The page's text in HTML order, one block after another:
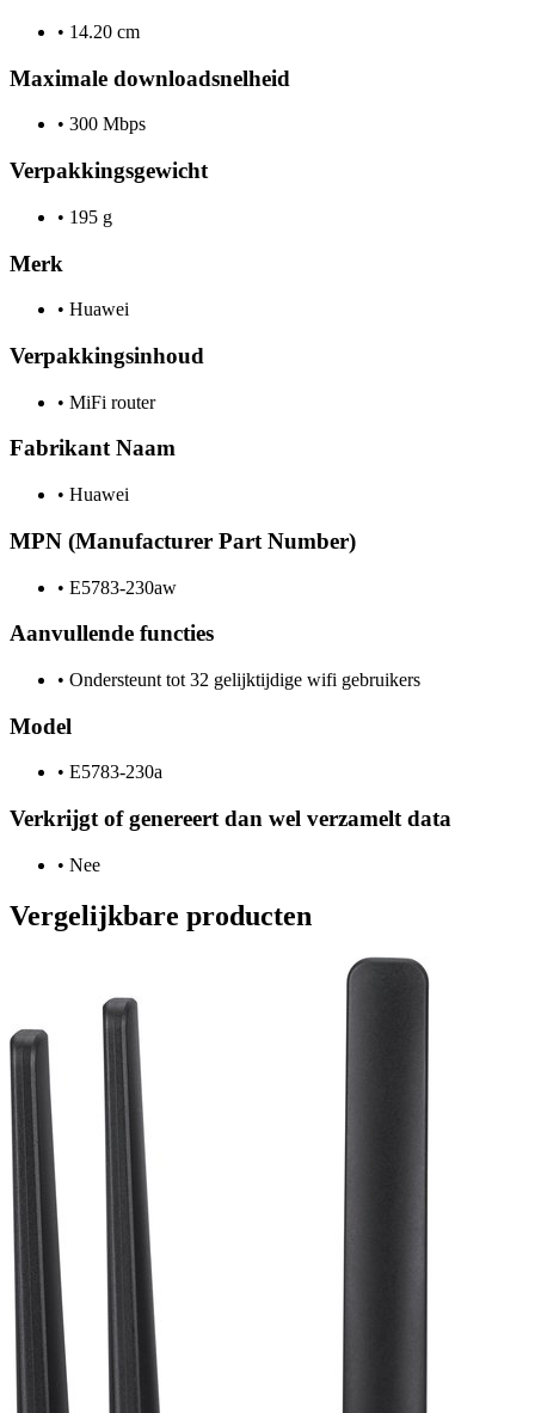
• 14.20 cm
Maximale downloadsnelheid
• 300 Mbps
Verpakkingsgewicht
• 195 g
Merk
• Huawei
Verpakkingsinhoud
• MiFi router
Fabrikant Naam
• Huawei
MPN (Manufacturer Part Number)
• E5783-230aw
Aanvullende functies
• Ondersteunt tot 32 gelijktijdige wifi gebruikers
Model
• E5783-230a
Verkrijgt of genereert dan wel verzamelt data
• Nee
Vergelijkbare producten